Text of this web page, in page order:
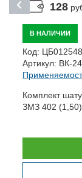
128
В НАЛИЧИИ
Код: ЦБ012548
Артикул: ВК-
Комплект
ЗМЗ 402 (1,50)